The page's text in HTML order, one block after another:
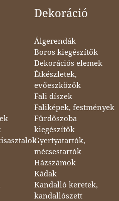
Dekoráció
Álgerendák
Boros kiegészítők
Dekorációs elemek
Étkészletek,
evőeszközök
Fali díszek
Faliképek, festmények
Fürdőszoba
kiegészítők
Gyertyatartók,
mécsestartók
Házszámok
Kádak
Kandalló keretek,
kandallószett